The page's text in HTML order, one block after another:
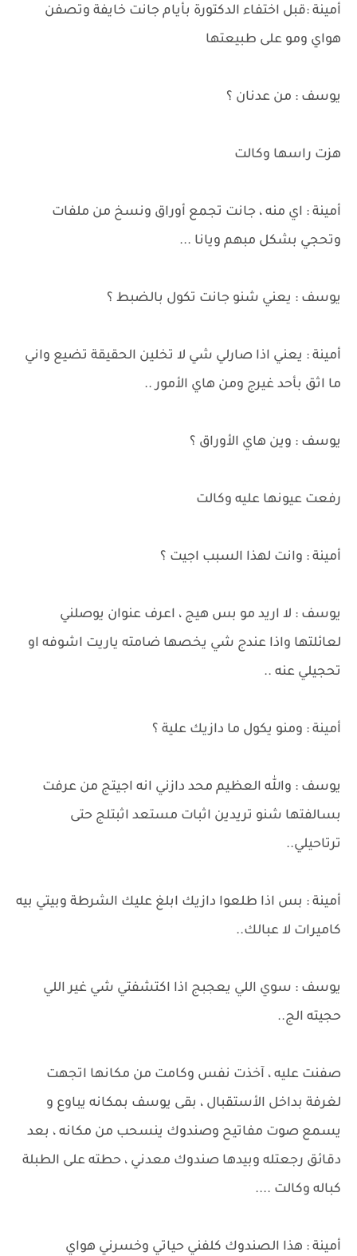
أمينة :قبل اختفاء الدكتورة بأيام جانت خايفة وتصفن
هواي ومو على طبيعتها
يوسف : من عدنان ؟
هزت راسها وكالت
أمينة : اي منه ، جانت تجمع أوراق ونسخ من ملفات
وتحجي بشكل مبهم ويانا ...
يوسف : يعني شنو جانت تكول بالضبط ؟
أمينة : يعني اذا صارلي شي لا تخلين الحقيقة تضيع واني
ما اثق بأحد غيرج ومن هاي الأمور ..
يوسف : وين هاي الأوراق ؟
رفعت عيونها عليه وكالت
أمينة : وانت لهذا السبب اجيت ؟
يوسف : لا اريد مو بس هيج ، اعرف عنوان يوصلني
لعائلتها واذا عندج شي يخصها ضامته ياريت اشوفه او
تحجيلي عنه ..
أمينة : ومنو يكول ما دازيك علية ؟
يوسف : والله العظيم محد دازني انه اجيتج من عرفت
بسالفتها شنو تريدين اثبات مستعد اثبتلج حتى
ترتاحيلي..
أمينة : بس اذا طلعوا دازيك ابلغ عليك الشرطة وبيتي بيه
كاميرات لا عبالك..
يوسف : سوي اللي يعجبج اذا اكتشفتي شي غير اللي
حجيته الج..
صفنت عليه ، آخذت نفس وكامت من مكانها اتجهت
لغرفة بداخل الأستقبال ، بقى يوسف بمكانه يباوع و
يسمع صوت مفاتيح وصندوك ينسحب من مكانه ، بعد
دقائق رجعتله وبيدها صندوك معدني ، حطته على الطبلة
كباله وكالت ....
أمينة : هذا الصندوك كلفني حياتي وخسرني هواي